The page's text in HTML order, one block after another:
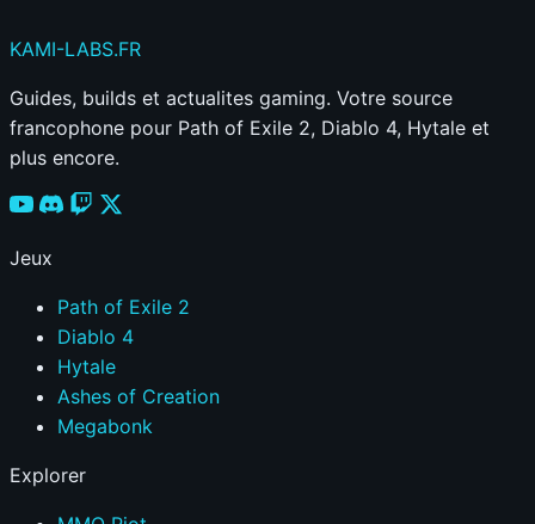
KAMI-LABS.FR
Guides, builds et actualites gaming. Votre source
francophone pour Path of Exile 2, Diablo 4, Hytale et
plus encore.
Jeux
Path of Exile 2
Diablo 4
Hytale
Ashes of Creation
Megabonk
Explorer